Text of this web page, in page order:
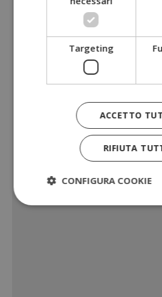
Targeting
ACCETTO
RIFIUTA
CONFIGURA COOKIE